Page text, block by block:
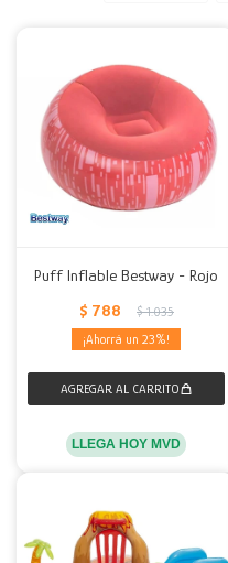
Puff Inflable Bestway - Rojo
$ 788 $ 1.035
23
LLEGA HOY MVD
Fundas
Accesorios para el hogar
Herramientas
Muebles Infantiles